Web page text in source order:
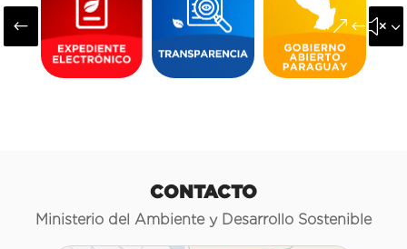
#
CONTACTO
Ministerio del Ambiente y Desarrollo Sostenible